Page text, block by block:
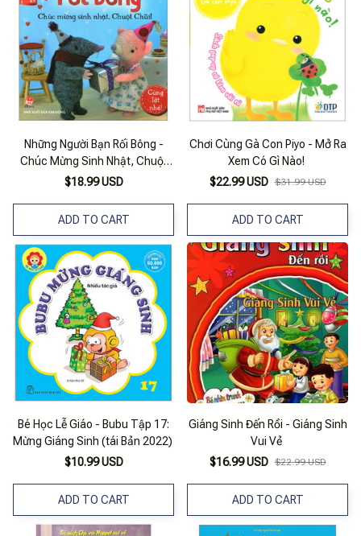
Những Người Bạn Rối Bông -
Chúc Mừng Sinh Nhật, Chuột
Chũi!
$18.99 USD
ADD TO CART
Chơi Cùng Gà Con Piyo - Mở Ra
Xem Có Gì Nào!
$22.99 USD $31.99 USD
ADD TO CART
Bé Học Lễ Giáo - Bubu Tập 17:
Mừng Giáng Sinh (tái Bản 2022)
$10.99 USD
ADD TO CART
Giáng Sinh Đến Rồi - Giáng Sinh
Vui Vẻ
$16.99 USD $22.99 USD
ADD TO CART